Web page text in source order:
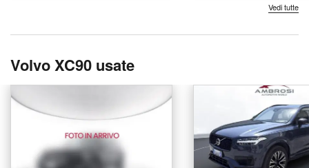
Vedi tutte
Volvo XC90 usate